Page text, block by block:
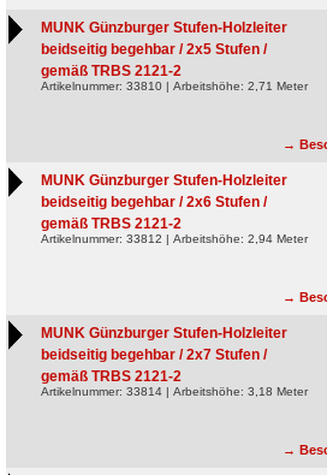
MUNK Günzburger Stufen-Holzleiter
beidseitig begehbar / 2x5 Stufen /
gemäß TRBS 2121-2
Artikelnummer: 33810 | Arbeitshöhe: 2,71 Meter
→
MUNK Günzburger Stufen-Holzleiter
beidseitig begehbar / 2x6 Stufen /
gemäß TRBS 2121-2
Artikelnummer: 33812 | Arbeitshöhe: 2,94 Meter
→
MUNK Günzburger Stufen-Holzleiter
beidseitig begehbar / 2x7 Stufen /
gemäß TRBS 2121-2
Artikelnummer: 33814 | Arbeitshöhe: 3,18 Meter
→